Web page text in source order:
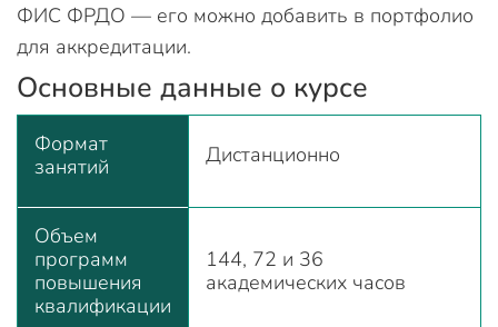
ФИС ФРДО — его можно добавить в портфолио
для аккредитации.
Основные данные о курсе
Формат
занятий
Дистанционно
Объем
программ
повышения
квалификации
144, 72 и 36
академических часов